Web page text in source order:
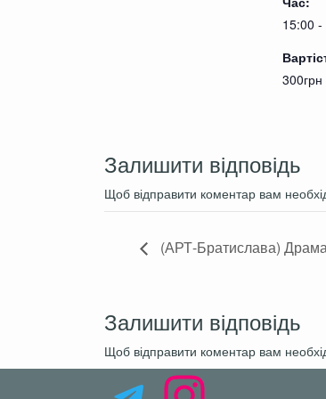
Не нормативная
Сцены насилия:
Возраст: 18+
Свободная посадка
После начала
15:00 -
300грн
Залишити відповідь
Щоб відправити коментар вам
(АРТ-Братислава)
Залишити відповідь
Щоб відправити коментар вам